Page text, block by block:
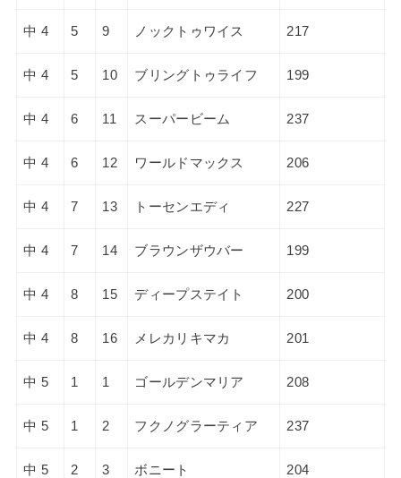
中 4 5 9 ノックトゥワイス 217
中 4 5 10 ブリングトゥライフ 199
中 4 6 11 スーパービーム 237
中 4 6 12 ワールドマックス 206
中 4 7 13 トーセンエディ 227
中 4 7 14 ブラウンザウバー 199
中 4 8 15 ディープステイト 200
中 4 8 16 メレカリキマカ 201
中 5 1 1 ゴールデンマリア 208
中 5 1 2 フクノグラーティア 237
中 5 2 3 ボニート 204